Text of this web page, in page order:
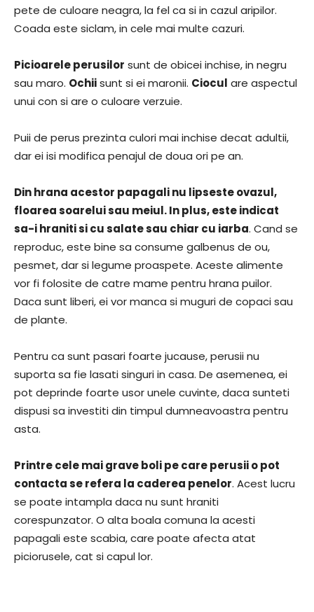
pete de culoare neagra, la fel ca si in cazul aripilor.
Coada este siclam, in cele mai multe cazuri.
Picioarele perusilor sunt de obicei inchise, in negru
sau maro. Ochiisunt si ei maronii. Ciocul are aspectul
unui con si are o culoare verzuie.
Puii de perus prezinta culori mai inchise decat adultii,
dar ei isi modifica penajul de doua ori pe an.
Din hrana acestor papagali nu lipseste ovazul,
floarea soarelui sau meiul. In plus, este indicat
sa-i hraniti si cu salate sau chiar cu iarba. Cand se
reproduc, este bine sa consume galbenus de ou,
pesmet, dar si legume proaspete. Aceste alimente
vor fi folosite de catre mame pentru hrana puilor.
Daca sunt liberi, ei vor manca si muguri de copaci sau
de plante.
Pentru ca sunt pasari foarte jucause, perusii nu
suporta sa fie lasati singuri in casa. De asemenea, ei
pot deprinde foarte usor unele cuvinte, daca sunteti
dispusi sa investiti din timpul dumneavoastra pentru
asta.
Printre cele mai grave boli pe care perusii o pot
contacta se refera la caderea penelor. Acest lucru
se poate intampla daca nu sunt hraniti
corespunzator. O alta boala comuna la acesti
papagali este scabia, care poate afecta atat
piciorusele, cat si capul lor.